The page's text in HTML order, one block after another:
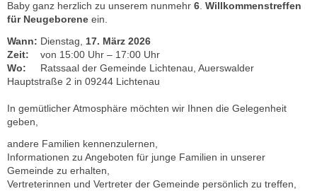
Baby ganz herzlich zu unserem nunmehr 6 Willkommenstreffen
für Neugeborene ein.
Wann: Dienstag, 17. März 2026
Zeit: von 15:00 Uhr – 17:00 Uhr
Wo:
Ratssaal der Gemeinde Lichtenau, Auerswalder
Hauptstraße 2 in 09244 Lichtenau
In gemütlicher Atmosphäre möchten wir Ihnen die Gelegenheit
geben,
andere Familien kennenzulernen,
Informationen zu Angeboten für junge Familien in unserer
Gemeinde zu erhalten,
Vertreterinnen und Vertreter der Gemeinde persönlich zu treffen,